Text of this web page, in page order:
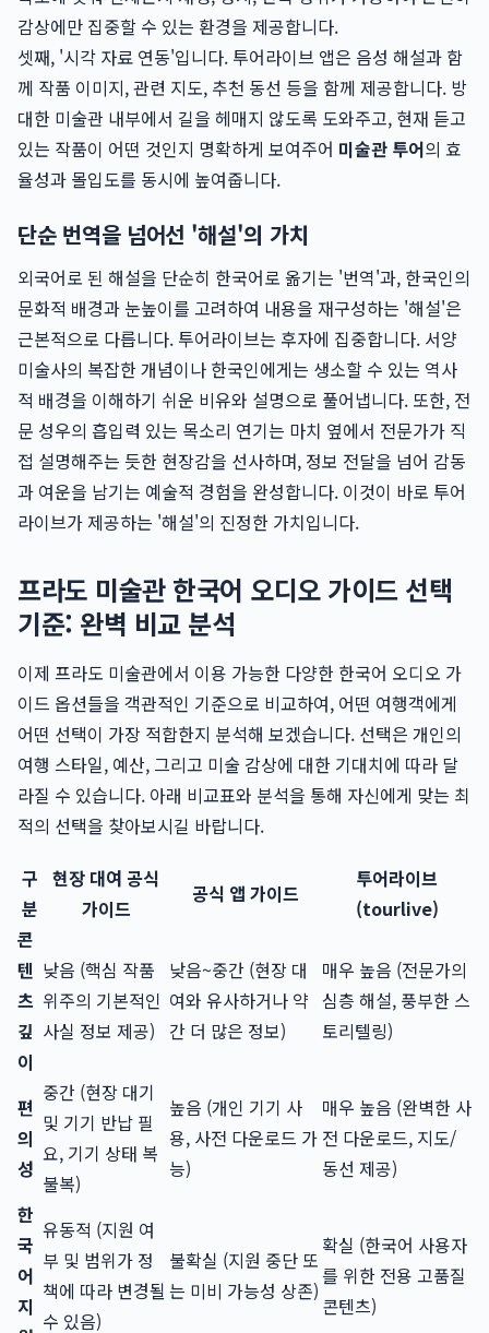
감상에만 집중할 수 있는 환경을 제공합니다.
셋째, '시각 자료 연동'입니다. 투어라이브 앱은 음성 해설과 함
께 작품 이미지, 관련 지도, 추천 동선 등을 함께 제공합니다. 방
대한 미술관 내부에서 길을 헤매지 않도록 도와주고, 현재 듣고
있는 작품이 어떤 것인지 명확하게 보여주어 미술관 투어의 효
율성과 몰입도를 동시에 높여줍니다.
단순 번역을 넘어선 '해설'의 가치
외국어로 된 해설을 단순히 한국어로 옮기는 '번역'과, 한국인의
문화적 배경과 눈높이를 고려하여 내용을 재구성하는 '해설'은
근본적으로 다릅니다. 투어라이브는 후자에 집중합니다. 서양
미술사의 복잡한 개념이나 한국인에게는 생소할 수 있는 역사
적 배경을 이해하기 쉬운 비유와 설명으로 풀어냅니다. 또한, 전
문 성우의 흡입력 있는 목소리 연기는 마치 옆에서 전문가가 직
접 설명해주는 듯한 현장감을 선사하며, 정보 전달을 넘어 감동
과 여운을 남기는 예술적 경험을 완성합니다. 이것이 바로 투어
라이브가 제공하는 '해설'의 진정한 가치입니다.
프라도 미술관 한국어 오디오 가이드 선택
기준: 완벽 비교 분석
이제 프라도 미술관에서 이용 가능한 다양한 한국어 오디오 가
이드 옵션들을 객관적인 기준으로 비교하여, 어떤 여행객에게
어떤 선택이 가장 적합한지 분석해 보겠습니다. 선택은 개인의
여행 스타일, 예산, 그리고 미술 감상에 대한 기대치에 따라 달
라질 수 있습니다. 아래 비교표와 분석을 통해 자신에게 맞는 최
적의 선택을 찾아보시길 바랍니다.
구
분
현장 대여 공식
가이드
공식 앱 가이드
투어라이브
(tourlive)
콘
텐
츠
깊
이
낮음 (핵심 작품
위주의 기본적인
사실 정보 제공)
낮음~중간 (현장 대
여와 유사하거나 약
간 더 많은 정보)
매우 높음 (전문가의
심층 해설, 풍부한 스
토리텔링)
편
의
성
중간 (현장 대기
및 기기 반납 필
요, 기기 상태 복
불복)
높음 (개인 기기 사
용, 사전 다운로드 가
능)
매우 높음 (완벽한 사
전 다운로드, 지도/
동선 제공)
한
국
어
지
유동적 (지원 여
부 및 범위가 정
책에 따라 변경될
수 있음)
불확실 (지원 중단 또
는 미비 가능성 상존)
확실 (한국어 사용자
를 위한 전용 고품질
콘텐츠)